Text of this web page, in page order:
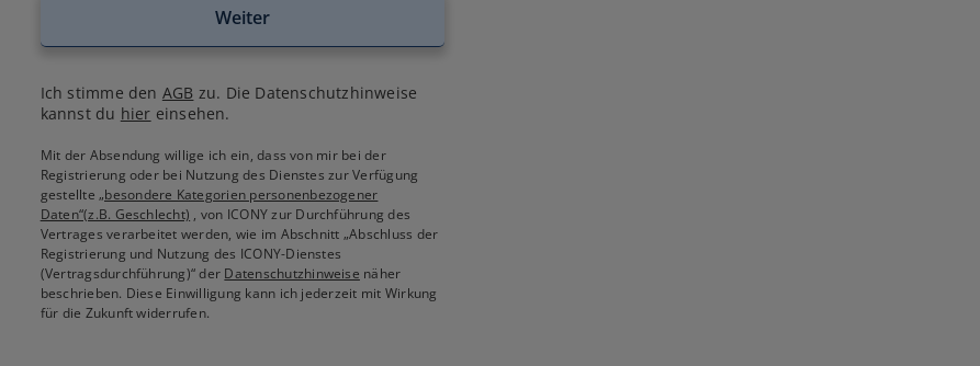
Weiter
Ich stimme den AGB zu. Die Datenschutzhinweise
kannst du hier einsehen.
Mit der Absendung willige ich ein, dass von mir bei der
Registrierung oder bei Nutzung des Dienstes zur Verfügung
gestellte„besondere Kategorien personenbezogener
Daten“(z.B. Geschlecht) , von ICONY zur Durchführung des
Vertrages verarbeitet werden, wie im Abschnitt „Abschluss der
Registrierung und Nutzung des ICONY-Dienstes
(Vertragsdurchführung)“ der Datenschutzhinweise näher
beschrieben. Diese Einwilligung kann ich jederzeit mit Wirkung
für die Zukunft widerrufen.